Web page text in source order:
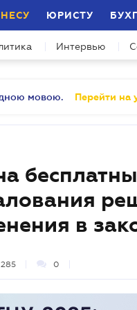
ЮРИСТУ
Интервью
мовою. Перейти на
в
285 0